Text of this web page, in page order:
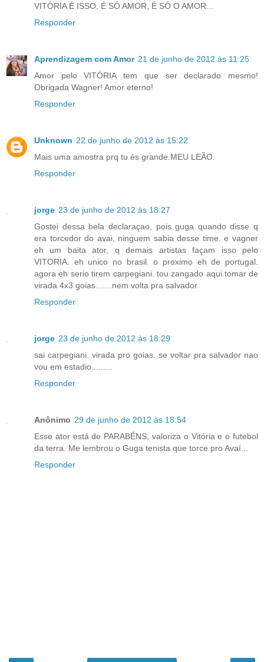
VITÓRIA É ISSO, É SÓ AMOR, É SÓ O AMOR...
Responder
Aprendizagem com Amor 21 de junho de 2012 às 11:25
Amor pelo VITÓRIA tem que ser declarado mesmo!
Obrigada Wagner! Amor eterno!
Responder
Unknown 22 de junho de 2012 às 15:22
Mais uma amostra prq tu és grande.MEU LEÃO.
Responder
jorge 23 de junho de 2012 às 18:27
Gostei dessa bela declaraçao, pois guga quando disse q
era torcedor do avai, ninguem sabia desse time. e vagner
eh um baita ator, q demais artistas façam isso pelo
VITORIA. eh unico no brasil. o proximo eh de portugal.
agora eh serio tirem carpegiani. tou zangado aqui.tomar de
virada 4x3 goias.......nem volta pra salvador
Responder
jorge 23 de junho de 2012 às 18:29
sai carpegiani. virada pro goias. se voltar pra salvador nao
vou em estadio.........
Responder
Anônimo 29 de junho de 2012 às 18:54
Esse ator está de PARABÉNS, valoriza o Vitória e o futebol
da terra. Me lembrou o Guga tenista que torce pro Avaí...
Responder